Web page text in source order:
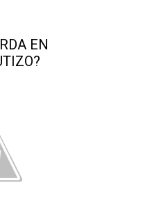
EN